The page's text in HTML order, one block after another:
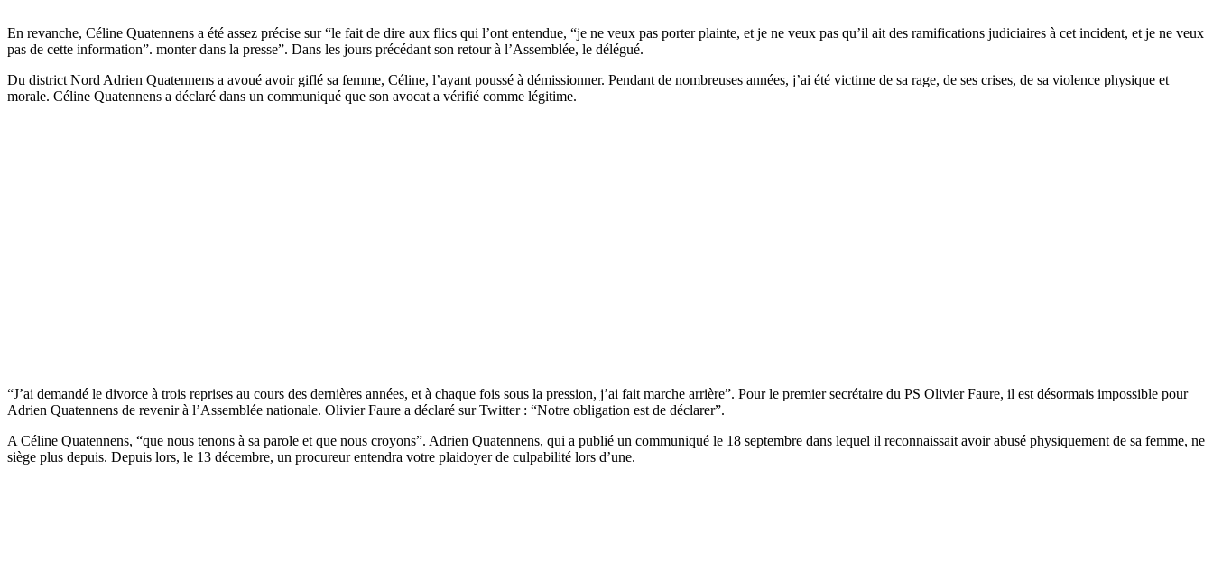
En revanche, Céline Quatennens a été assez précise sur “le fait de dire aux flics qui l’ont entendue, “je ne veux pas porter plainte, et je ne veux pas qu’il ait des ramifications judiciaires à cet incident, et je ne veux
pas de cette information”. monter dans la presse”. Dans les jours précédant son retour à l’Assemblée, le délégué.
Du district Nord Adrien Quatennens a avoué avoir giflé sa femme, Céline, l’ayant poussé à démissionner. Pendant de nombreuses années, j’ai été victime de sa rage, de ses crises, de sa violence physique et
morale. Céline Quatennens a déclaré dans un communiqué que son avocat a vérifié comme légitime.
“J’ai demandé le divorce à trois reprises au cours des dernières années, et à chaque fois sous la pression, j’ai fait marche arrière”. Pour le premier secrétaire du PS Olivier Faure, il est désormais impossible pour
Adrien Quatennens de revenir à l’Assemblée nationale. Olivier Faure a déclaré sur Twitter : “Notre obligation est de déclarer”.
A Céline Quatennens, “que nous tenons à sa parole et que nous croyons”. Adrien Quatennens, qui a publié un communiqué le 18 septembre dans lequel il reconnaissait avoir abusé physiquement de sa femme, ne
siège plus depuis. Depuis lors, le 13 décembre, un procureur entendra votre plaidoyer de culpabilité lors d’une.